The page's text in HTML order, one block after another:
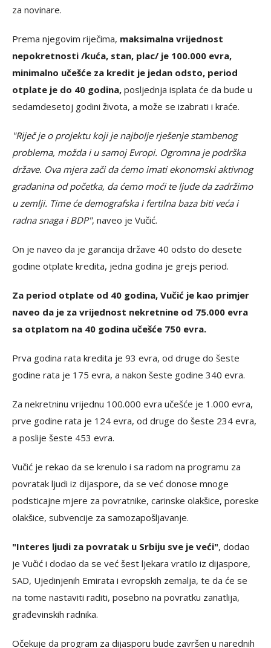
za novinare.
Prema njegovim riječima, maksimalna vrijednost
nepokretnosti /kuća, stan, plac/ je 100.000 evra,
minimalno učešće za kredit je jedan odsto, period
otplate je do 40 godina, posljednja isplata će da bude u
sedamdesetoj godini života, a može se izabrati i kraće.
"Riječ je o projektu koji je najbolje rješenje stambenog
problema, možda i u samoj Evropi. Ogromna je podrška
države. Ova mjera zači da ćemo imati ekonomski aktivnog
građanina od početka, da ćemo moći te ljude da zadržimo
u zemlji. Time će demografska i fertilna baza biti veća i
radna snaga i BDP", naveo je Vučić.
On je naveo da je garancija države 40 odsto do desete
godine otplate kredita, jedna godina je grejs period.
Za period otplate od 40 godina, Vučić je kao primjer
naveo da je za vrijednost nekretnine od 75.000 evra
sa otplatom na 40 godina učešće 750 evra.
Prva godina rata kredita je 93 evra, od druge do šeste
godine rata je 175 evra, a nakon šeste godine 340 evra.
Za nekretninu vrijednu 100.000 evra učešće je 1.000 evra,
prve godine rata je 124 evra, od druge do šeste 234 evra,
a poslije šeste 453 evra.
Vučić je rekao da se krenulo i sa radom na programu za
povratak ljudi iz dijaspore, da se već donose mnoge
podsticajne mjere za povratnike, carinske olakšice, poreske
olakšice, subvencije za samozapošljavanje.
"Interes ljudi za povratak u Srbiju sve je veći", dodao
je Vučić i dodao da se već šest ljekara vratilo iz dijaspore,
SAD, Ujedinjenih Emirata i evropskih zemalja, te da će se
na tome nastaviti raditi, posebno na povratku zanatlija,
građevinskih radnika.
Očekuje da program za dijasporu bude završen u narednih